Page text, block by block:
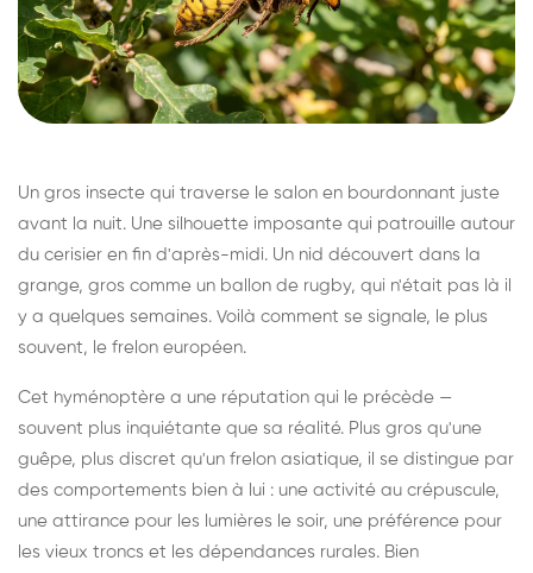
Un gros insecte qui traverse le salon en bourdonnant juste
avant la nuit. Une silhouette imposante qui patrouille autour
du cerisier en fin d'après-midi. Un nid découvert dans la
grange, gros comme un ballon de rugby, qui n'était pas là il
y a quelques semaines. Voilà comment se signale, le plus
souvent, le frelon européen.
Cet hyménoptère a une réputation qui le précède —
souvent plus inquiétante que sa réalité. Plus gros qu'une
guêpe, plus discret qu'un frelon asiatique, il se distingue par
des comportements bien à lui : une activité au crépuscule,
une attirance pour les lumières le soir, une préférence pour
les vieux troncs et les dépendances rurales. Bien